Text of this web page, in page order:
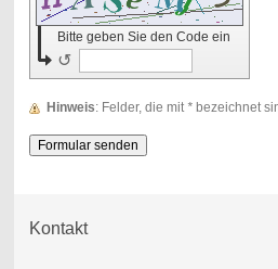
Bitte geben Sie den Code ein
↺
Hinweis : Felder, die mit *bezeichnet
Kontakt